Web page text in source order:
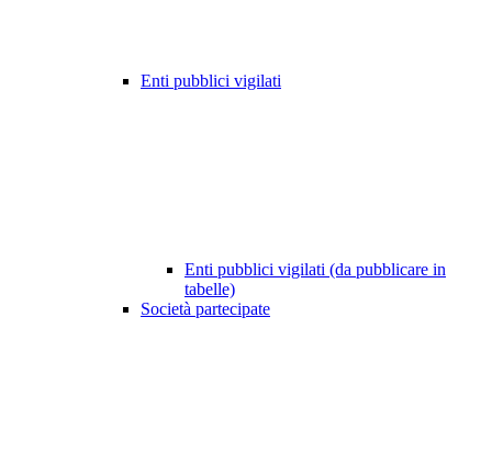
Enti pubblici vigilati
Enti pubblici vigilati (da pubblicare in
tabelle)
Società partecipate